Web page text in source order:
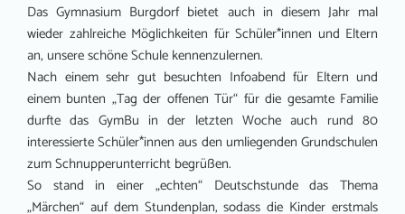
Das Gymnasium Burgdorf bietet auch in diesem Jahr mal
wieder zahlreiche Möglichkeiten für Schüler*innen und Eltern
an, unsere schöne Schule kennenzulernen.
Nach einem sehr gut besuchten Infoabend für Eltern und
einem bunten „Tag der offenen Tür“ für die gesamte Familie
durfte das GymBu in der letzten Woche auch rund 80
interessierte Schüler*innen aus den umliegenden Grundschulen
zum Schnupperunterricht begrüßen.
So stand in einer „echten“ Deutschstunde das Thema
„Märchen“ auf dem Stundenplan, sodass die Kinder erstmals